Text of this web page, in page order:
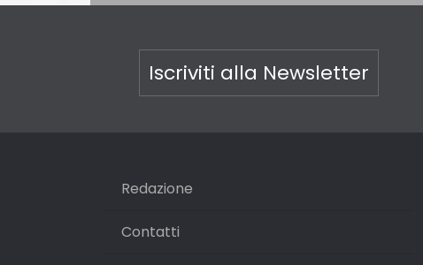
Iscriviti alla Newsletter
Redazione
Contatti